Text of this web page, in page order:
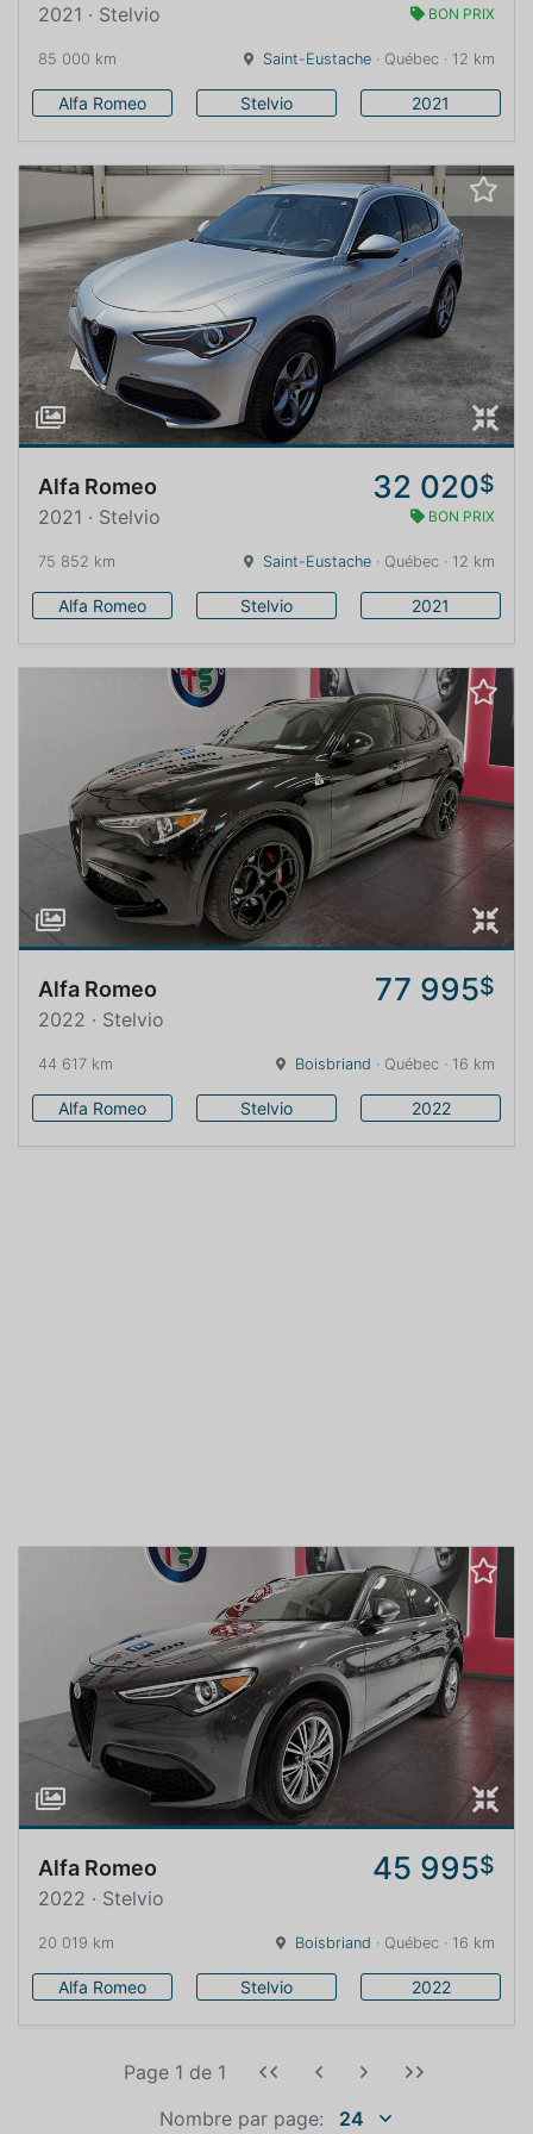
2021 · Stelvio BON PRIX
85 000 km Saint-Eustache · Québec · 12 km
Alfa Romeo Stelvio 2021
Alfa Romeo 32 020$
2021 · Stelvio BON PRIX
75 852 km Saint-Eustache · Québec · 12 km
Alfa Romeo Stelvio 2021
Alfa Romeo 77 995$
2022 · Stelvio
44 617 km Boisbriand · Québec · 16 km
Alfa Romeo Stelvio 2022
Alfa Romeo 45 995$
2022 · Stelvio
20 019 km Boisbriand · Québec · 16 km
Alfa Romeo Stelvio 2022
Nombre par page: 24
Page 1 de 1